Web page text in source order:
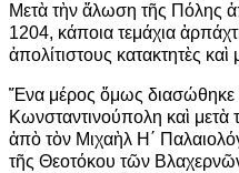
Μετὰ τὴν ἅλωση τῆς Πόλης
1204, κάποια τεμάχια
ἀπολίτιστους κατακτητὲς
Ἕνα μέρος ὅμως διασώθηκε
Κωνσταντινούπολη καὶ
ἀπὸ τὸν Μιχαὴλ Η΄
τῆς Θεοτόκου τῶν